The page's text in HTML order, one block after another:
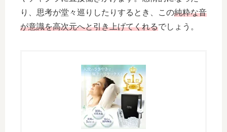
り、思考が堂々巡りしたりするとき、この純粋な音
が意識を高次元へと引き上げてくれるでしょう。